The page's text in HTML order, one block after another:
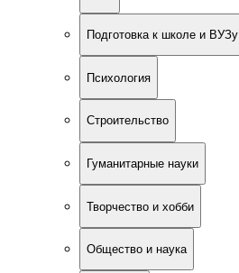
Подготовка к школе и ВУЗу
Психология
Строительство
Гуманитарные науки
Творчество и хобби
Общество и наука